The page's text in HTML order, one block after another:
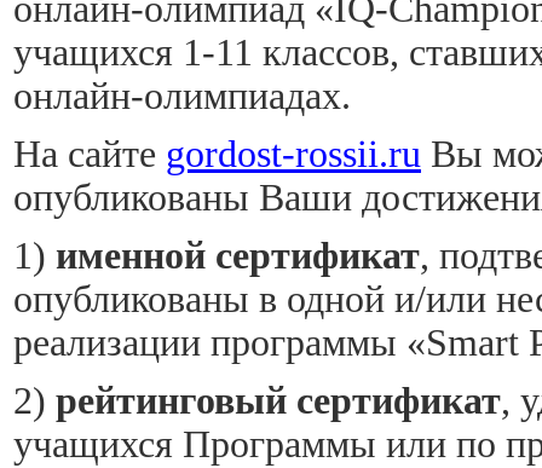
онлайн-олимпиад «IQ-
учащихся 1-11 классов,
онлайн-олимпиадах.
На сайте gordost-rossii.ru Вы
опубликованы Ваши
1) именной сертификат,
опубликованы в одной и/или
реализации программы «Smart
2) рейтинговый сертификат,
учащихся Программы или по